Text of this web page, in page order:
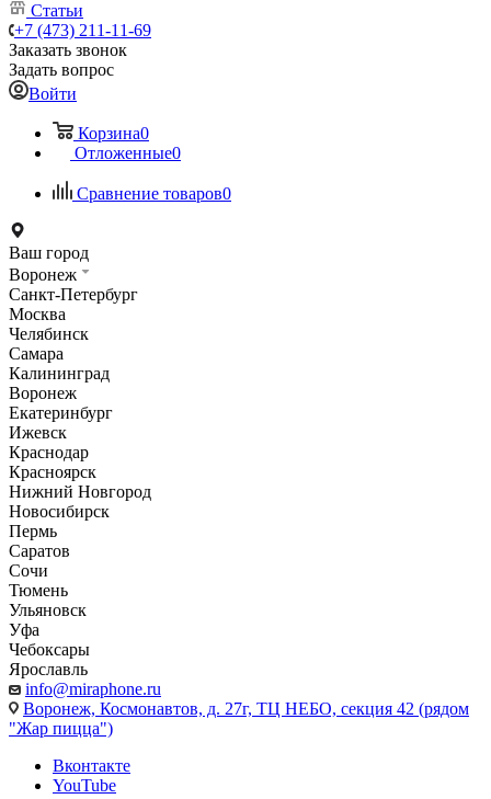
Статьи
+7 (473) 211-11-69
Заказать звонок
Задать вопрос
Войти
Корзина0
Отложенные0
Сравнение товаров0
Ваш город
Воронеж
Санкт-Петербург
Москва
Челябинск
Самара
Калининград
Воронеж
Екатеринбург
Ижевск
Краснодар
Красноярск
Нижний Новгород
Новосибирск
Пермь
Саратов
Сочи
Тюмень
Ульяновск
Уфа
Чебоксары
Ярославль
info@miraphone.ru
Воронеж, Космонавтов, д. 27г, ТЦ НЕБО, секция 42 (рядом
"Жар пицца")
Вконтакте
YouTube